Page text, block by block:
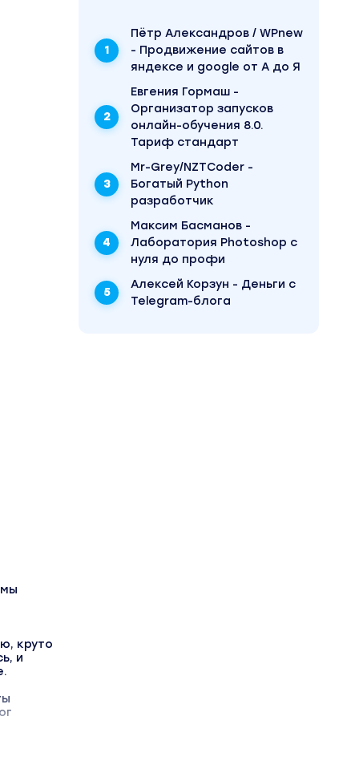
круто
и
Пётр Александров / WPnew
- Продвижение сайтов в
яндексе и google от А до Я
Евгения Гормаш -
Организатор запусков
онлайн-обучения 8.0.
Тариф стандарт
Mr-Grey/NZTCoder -
Богатый Python
разработчик
Максим Басманов -
Лаборатория Photoshop с
нуля до профи
Алексей Корзун - Деньги с
Telegram-блога